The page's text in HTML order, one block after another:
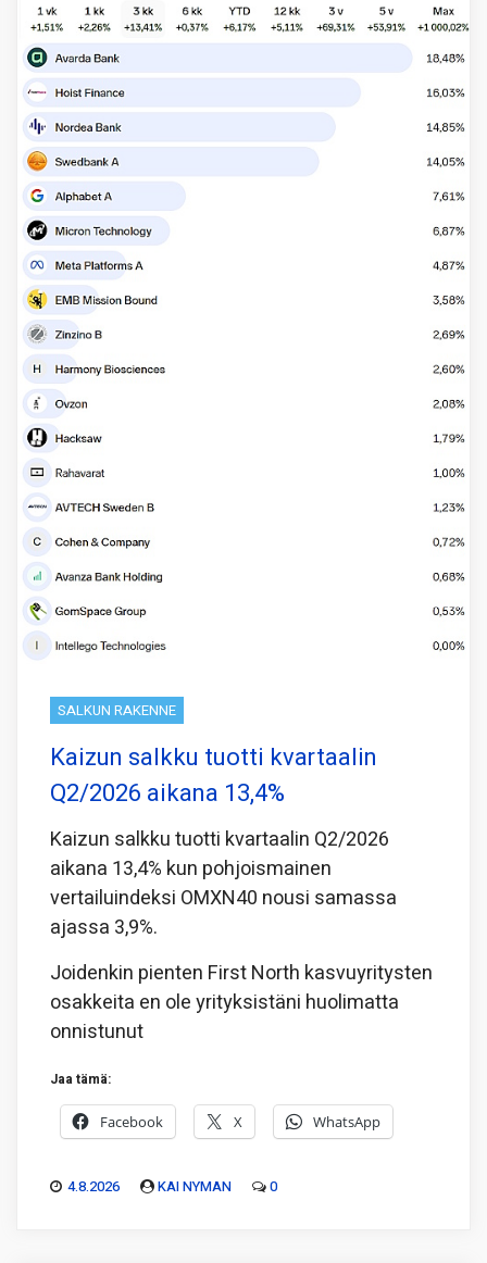
SALKUN RAKENNE
Kaizun salkku tuotti kvartaalin
Q2/2026 aikana 13,4%
Kaizun salkku tuotti kvartaalin Q2/2026
aikana 13,4% kun pohjoismainen
vertailuindeksi OMXN40 nousi samassa
ajassa 3,9%.
Joidenkin pienten First North kasvuyritysten
osakkeita en ole yrityksistäni huolimatta
onnistunut
Jaa tämä:
Facebook X WhatsApp
4.8.2026 KAI NYMAN 0